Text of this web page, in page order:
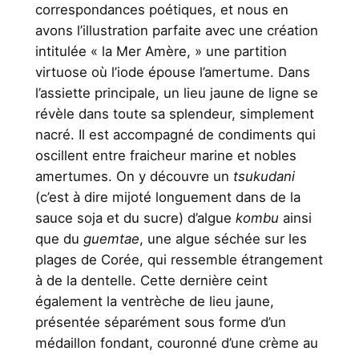
correspondances poétiques, et nous en
avons l’illustration parfaite avec une création
intitulée « la Mer Amère, » une partition
virtuose où l’iode épouse l’amertume. Dans
l’assiette principale, un lieu jaune de ligne se
révèle dans toute sa splendeur, simplement
nacré. Il est accompagné de condiments qui
oscillent entre fraicheur marine et nobles
amertumes. On y découvre un tsukudani
(c’est à dire mijoté longuement dans de la
sauce soja et du sucre) d’algue kombu ainsi
que du guemtae, une algue séchée sur les
plages de Corée, qui ressemble étrangement
à de la dentelle. Cette dernière ceint
également la ventrèche de lieu jaune,
présentée séparément sous forme d’un
médaillon fondant, couronné d’une crème au